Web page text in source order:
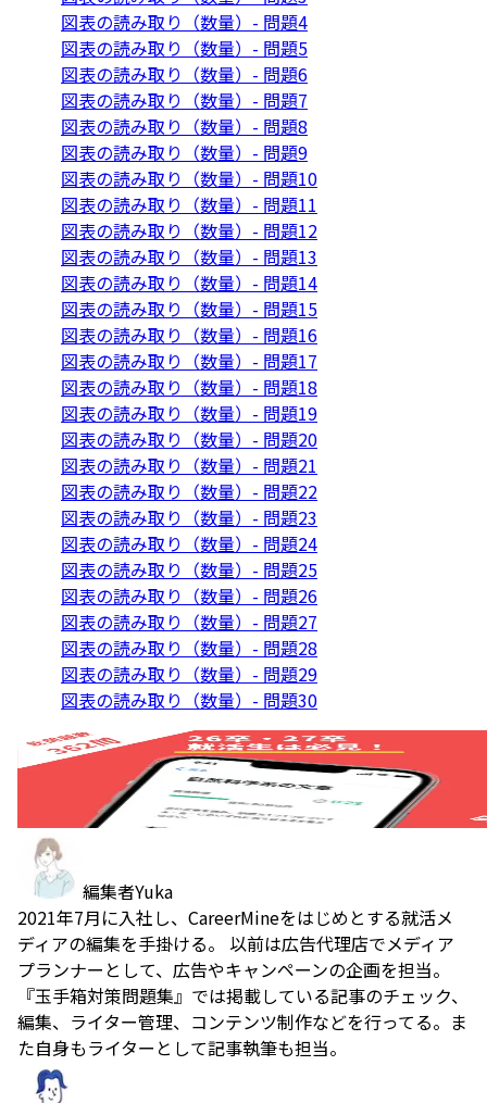
図表の読み取り（数量）- 問題4
図表の読み取り（数量）- 問題5
図表の読み取り（数量）- 問題6
図表の読み取り（数量）- 問題7
図表の読み取り（数量）- 問題8
図表の読み取り（数量）- 問題9
図表の読み取り（数量）- 問題10
図表の読み取り（数量）- 問題11
図表の読み取り（数量）- 問題12
図表の読み取り（数量）- 問題13
図表の読み取り（数量）- 問題14
図表の読み取り（数量）- 問題15
図表の読み取り（数量）- 問題16
図表の読み取り（数量）- 問題17
図表の読み取り（数量）- 問題18
図表の読み取り（数量）- 問題19
図表の読み取り（数量）- 問題20
図表の読み取り（数量）- 問題21
図表の読み取り（数量）- 問題22
図表の読み取り（数量）- 問題23
図表の読み取り（数量）- 問題24
図表の読み取り（数量）- 問題25
図表の読み取り（数量）- 問題26
図表の読み取り（数量）- 問題27
図表の読み取り（数量）- 問題28
図表の読み取り（数量）- 問題29
図表の読み取り（数量）- 問題30
編集者Yuka
2021年7月に入社し、CareerMineをはじめとする就活メ
ディアの編集を手掛ける。 以前は広告代理店でメディア
プランナーとして、広告やキャンペーンの企画を担当。
『玉手箱対策問題集』では掲載している記事のチェック、
編集、ライター管理、コンテンツ制作などを行ってる。ま
た自身もライターとして記事執筆も担当。